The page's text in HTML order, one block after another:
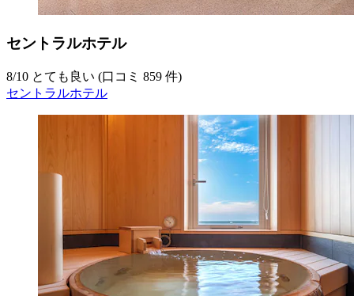
セントラルホテル
8/10 とても良い (口コミ 859 件)
セントラルホテル